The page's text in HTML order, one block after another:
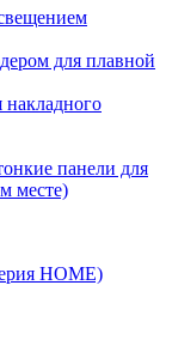
для плавной
накладного
панели для
месте)
HOME)